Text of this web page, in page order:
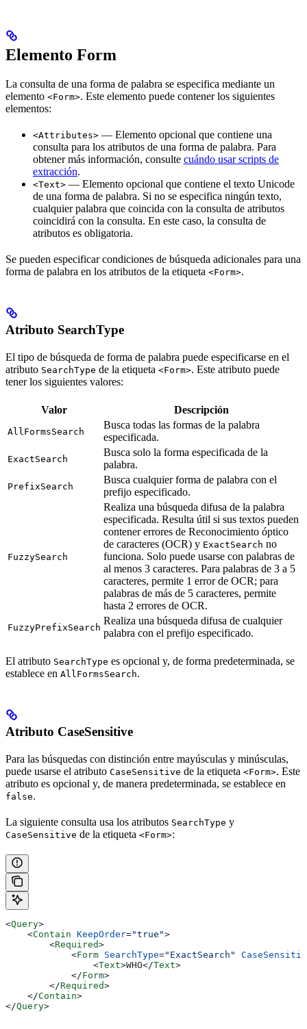
Elemento Form
La consulta de una forma de palabra se especifica mediante un
elemento <Form>. Este elemento puede contener los siguientes
elementos:
<Attributes> — Elemento opcional que contiene una
consulta para los atributos de una forma de palabra. Para
obtener más información, consulte cuándo usar scripts de
extracción.
<Text> — Elemento opcional que contiene el texto Unicode
de una forma de palabra. Si no se especifica ningún texto,
cualquier palabra que coincida con la consulta de atributos
coincidirá con la consulta. En este caso, la consulta de
atributos es obligatoria.
Se pueden especificar condiciones de búsqueda adicionales para una
forma de palabra en los atributos de la etiqueta <Form>.
Atributo SearchType
El tipo de búsqueda de forma de palabra puede especificarse en el
atributo SearchType de la etiqueta <Form>. Este atributo puede
tener los siguientes valores:
Valor Descripción
AllFormsSearch
Busca todas las formas de la palabra
especificada.
ExactSearch
Busca solo la forma especificada de la
palabra.
PrefixSearch
Busca cualquier forma de palabra con el
prefijo especificado.
FuzzySearch
Realiza una búsqueda difusa de la palabra
especificada. Resulta útil si sus textos pueden
contener errores de Reconocimiento óptico
de caracteres (OCR) y ExactSearch no
funciona. Solo puede usarse con palabras de
al menos 3 caracteres. Para palabras de 3 a 5
caracteres, permite 1 error de OCR; para
palabras de más de 5 caracteres, permite
hasta 2 errores de OCR.
FuzzyPrefixSearch
Realiza una búsqueda difusa de cualquier
palabra con el prefijo especificado.
El atributo SearchType es opcional y, de forma predeterminada, se
establece en AllFormsSearch.
Atributo CaseSensitive
Para las búsquedas con distinción entre mayúsculas y minúsculas,
puede usarse el atributo CaseSensitive de la etiqueta <Form>. Este
atributo es opcional y, de manera predeterminada, se establece en
false.
La siguiente consulta usa los atributos SearchType y
CaseSensitive de la etiqueta <Form>:
<Query>
    <
Contain KeepOrder="true">
        <
Required>
            <
Form SearchType="ExactSearch"
                <
Text>WHO</Text>
            </
Form>
        </
Required>
    </
Contain>
</Query>